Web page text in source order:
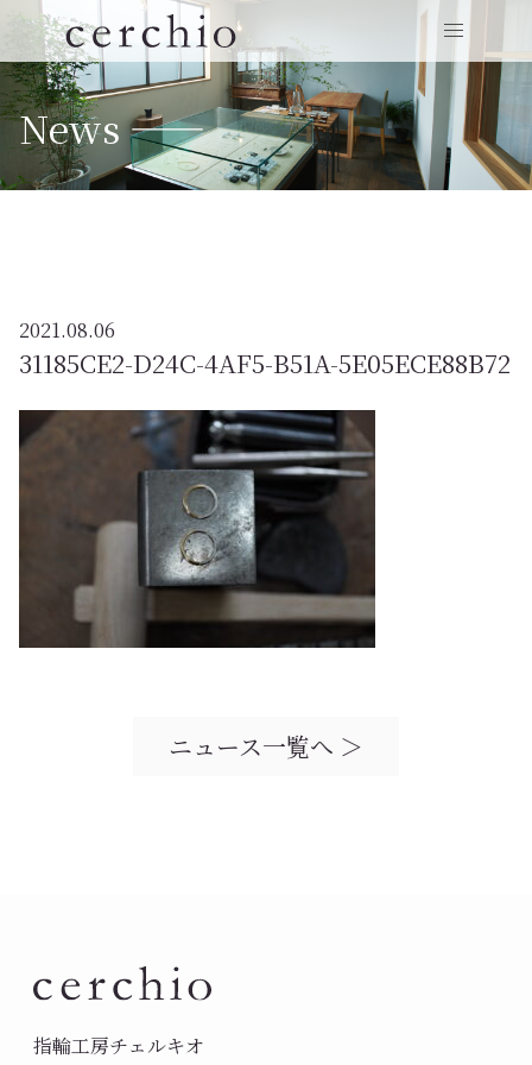
News ——
2021.08.06
31185CE2-D24C-4AF5-B51A-5E05ECE88B72
ニュース一覧へ ＞
指輪工房チェルキオ